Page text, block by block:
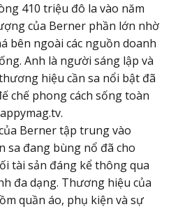
410 triệu đô la vào năm
của Berner phần lớn nhờ
bên ngoài các nguồn doanh
Anh là người sáng lập và
hiệu cần sa nổi bật đã
chế phong cách sống toàn
Berner tập trung vào
sa đang bùng nổ đã cho
tài sản đáng kể thông qua
đa dạng. Thương hiệu của
quần áo, phụ kiện và sự